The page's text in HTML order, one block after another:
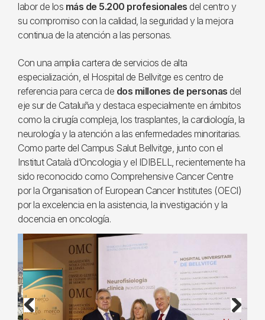
labor de los más de 5.200 profesionales del centro y
su compromiso con la calidad, la seguridad y la mejora
continua de la atención a las personas.
Con una amplia cartera de servicios de alta
especialización, el Hospital de Bellvitge es centro de
referencia para cerca de dos millones de personas del
eje sur de Cataluña y destaca especialmente en ámbitos
como la cirugía compleja, los trasplantes, la cardiología, la
neurología y la atención a las enfermedades minoritarias.
Como parte del Campus Salut Bellvitge, junto con el
Institut Català d’Oncologia y el IDIBELL, recientemente ha
sido reconocido como Comprehensive Cancer Centre
por la Organisation of European Cancer Institutes (OECI)
por la excelencia en la asistencia, la investigación y la
docencia en oncología.